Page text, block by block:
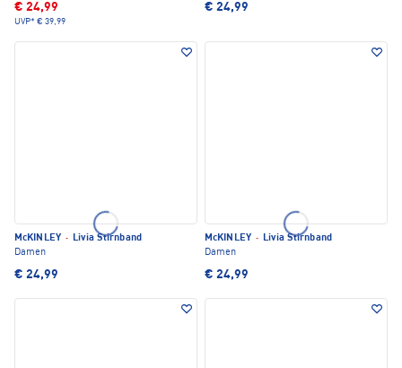
€ 24,99
UVP* € 39,99
€ 24,99
McKINLEY · Livia Stirnband
Damen
€ 24,99
McKINLEY · Livia Stirnband
Damen
€ 24,99